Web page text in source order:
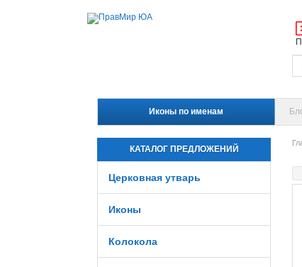
Иконы по именам
КАТАЛОГ ПРЕДЛОЖЕНИЙ
Церковная утварь
Иконы
Колокола